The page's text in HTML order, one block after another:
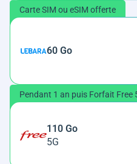
Carte SIM ou eSIM offerte
60 Go
Pendant 1 an puis Forfait Free
110 Go
5G